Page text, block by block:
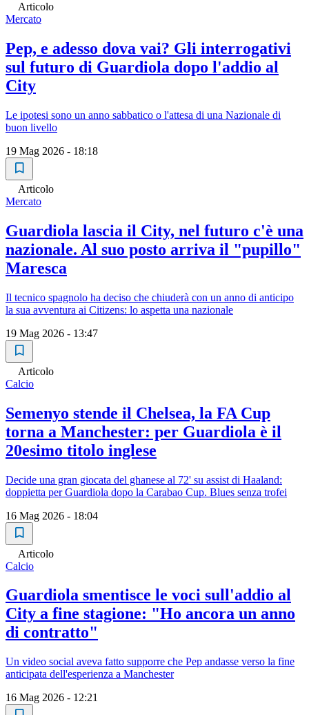
Articolo
Mercato
Pep, e adesso dova vai? Gli interrogativi
sul futuro di Guardiola dopo l'addio al
City
Le ipotesi sono un anno sabbatico o l'attesa di una Nazionale di
buon livello
19 Mag 2026 - 18:18
Articolo
Mercato
Guardiola lascia il City, nel futuro c'è una
nazionale. Al suo posto arriva il "pupillo"
Maresca
Il tecnico spagnolo ha deciso che chiuderà con un anno di anticipo
la sua avventura ai Citizens: lo aspetta una nazionale
19 Mag 2026 - 13:47
Articolo
Calcio
Semenyo stende il Chelsea, la FA Cup
torna a Manchester: per Guardiola è il
20esimo titolo inglese
Decide una gran giocata del ghanese al 72' su assist di Haaland:
doppietta per Guardiola dopo la Carabao Cup. Blues senza trofei
16 Mag 2026 - 18:04
Articolo
Calcio
Guardiola smentisce le voci sull'addio al
City a fine stagione: "Ho ancora un anno
di contratto"
Un video social aveva fatto supporre che Pep andasse verso la fine
anticipata dell'esperienza a Manchester
16 Mag 2026 - 12:21